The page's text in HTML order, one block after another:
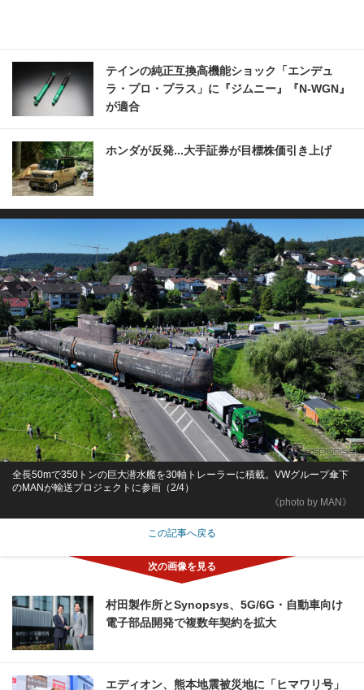
テインの純正互換高機能ショック「エンデュ
ラ・プロ・プラス」に『ジムニー』『N-WGN』
が適合
ホンダが反発...大手証券が目標株価引き上げ
《photo by MAN》
全長50mで350トンの巨大潜水艦を30軸トレーラーに積載。VWグループ傘下
のMANが輸送プロジェクトに参画（2/4）
この記事へ戻る
村田製作所とSynopsys、5G/6G・自動車向け
電子部品開発で複数年契約を拡大
エディオン、熊本地震被災地に「ヒマワリ号」